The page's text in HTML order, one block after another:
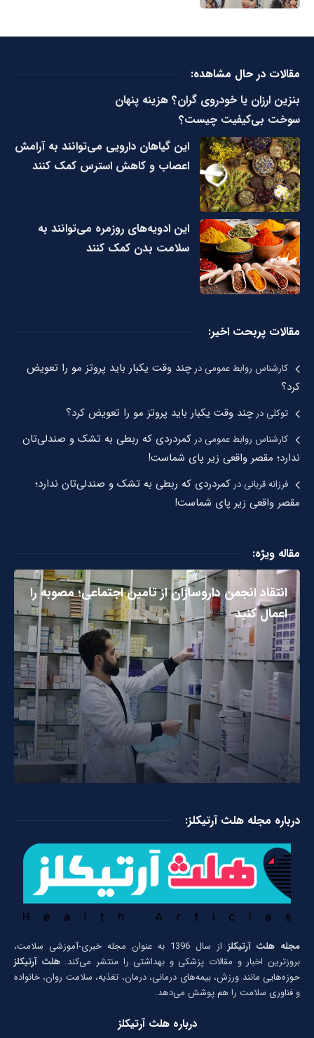
مقالات در حال مشاهده:
بنزین ارزان یا خودروی گران؟ هزینه پنهان
سوخت بی‌کیفیت چیست؟
این گیاهان دارویی می‌توانند به آرامش
اعصاب و کاهش استرس کمک کنند
این ادویه‌های روزمره می‌توانند به
سلامت بدن کمک کنند
مقالات پربحت اخیر:
کارشناس روابط عمومیدرچند وقت یکبار باید پروتز مو را تعویض
کرد؟
توکلیدرچند وقت یکبار باید پروتز مو را تعویض کرد؟
کارشناس روابط عمومیدر کمردردی که ربطی به تشک و صندلی‌تان
ندارد؛ مقصر واقعی زیر پای شماست!
فرزانه قربانیدر کمردردی که ربطی به تشک و صندلی‌تان ندارد؛
مقصر واقعی زیر پای شماست!
مقاله ویژه:
انتقاد انجمن داروسازان از تامین اجتماعی؛ مصوبه را
اعمال کنید
درباره مجله هلث آرتیکلز:
مجله هلث آرتیکلز
از سال 1396 به عنوان مجله خبری-آموزشی سلامت،
بروزترین اخبار و مقالات پزشکی و بهداشتی را منتشر می‌کند.هلث آرتیکلز
حوزه‌هایی مانند ورزش، بیمه‌های درمانی، درمان، تغذیه، سلامت روان، خانواده
و فناوری سلامت را هم پوشش می‌دهد.
درباره هلث آرتیکلز